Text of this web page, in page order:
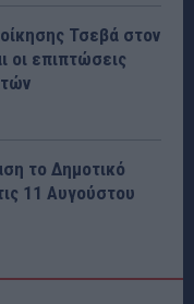
Τσεβά στον
οι επιπτώσεις
το Δημοτικό
11 Αυγούστου